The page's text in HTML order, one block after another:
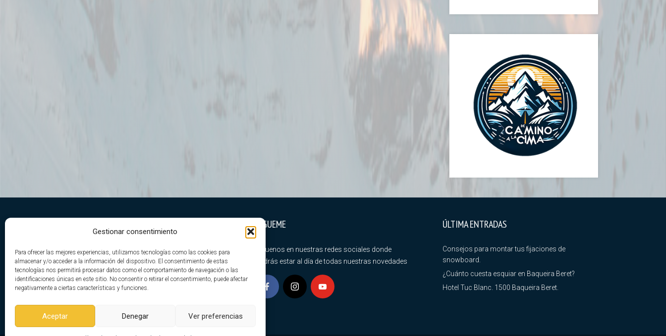
Gestionar consentimiento
Para ofrecer las mejores experiencias, utilizamos tecnologías como las cookies para
almacenar y/o acceder a la información del dispositivo. El consentimiento de estas
tecnologías nos permitirá procesar datos como el comportamiento de navegación o las
identificaciones únicas en este sitio. No consentir o retirar el consentimiento, puede afectar
negativamente a ciertas características y funciones.
Aceptar Denegar Ver preferencias
Nace de la unión de la pasión por la
montaña, el deporte y su desarrollo.
De esta fusión, Yaccion Sport
desarrolla De Camino A La Cima Tv. Con el fin de
rodea a este gran deporte.
SÍGUEME
Síguenos en nuestras redes sociales donde
podrás estar al día de todas nuestras novedades
ÚLTIMA ENTRADAS
Consejos para montar tus fijaciones de
snowboard.
¿Cuánto cuesta esquiar en Baqueira Beret?
Hotel Tuc Blanc. 1500 Baqueira Beret.